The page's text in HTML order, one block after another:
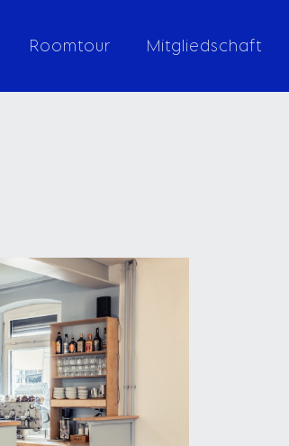
Roomtour Mitgliedschaft